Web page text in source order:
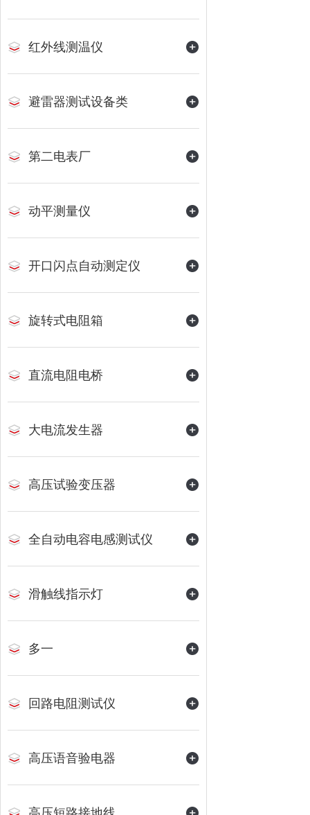
红外线测温仪
避雷器测试设备类
第二电表厂
动平测量仪
开口闪点自动测定仪
旋转式电阻箱
直流电阻电桥
大电流发生器
高压试验变压器
全自动电容电感测试仪
滑触线指示灯
多一
回路电阻测试仪
高压语音验电器